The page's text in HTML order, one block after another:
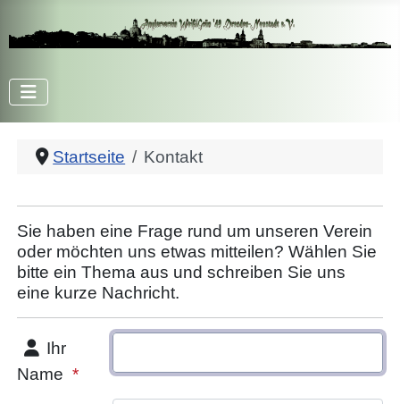
Startseite Kontakt
Sie haben eine Frage rund um unseren Verein
oder möchten uns etwas mitteilen? Wählen Sie
bitte ein Thema aus und schreiben Sie uns
eine kurze Nachricht.
Ihr
Name